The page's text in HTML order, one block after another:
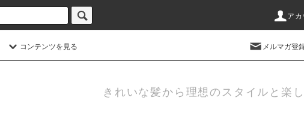
アカ
コンテンツを見る メルマガ登
きれいな髪から理想のスタイルと楽